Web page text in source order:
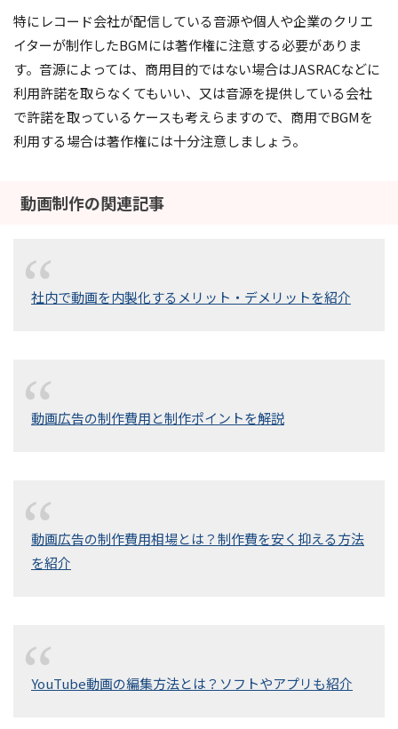
特にレコード会社が配信している音源や個人や企業のクリエ
イターが制作したBGMには著作権に注意する必要がありま
す。音源によっては、商用目的ではない場合はJASRACなどに
利用許諾を取らなくてもいい、又は音源を提供している会社
で許諾を取っているケースも考えらますので、商用でBGMを
利用する場合は著作権には十分注意しましょう。
動画制作の関連記事
社内で動画を内製化するメリット・デメリットを紹介
動画広告の制作費用と制作ポイントを解説
動画広告の制作費用相場とは？制作費を安く抑える方法
を紹介
YouTube動画の編集方法とは？ソフトやアプリも紹介